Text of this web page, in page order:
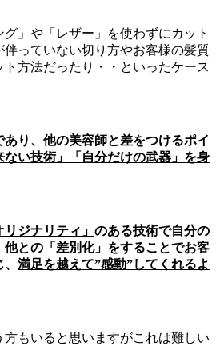
」や「レザー」を使わずにカット
伴っていない切り方やお客様の髪質
方法だったり・・といったケース
り、他の美容師と差をつけるポイ
ない技術」「自分だけの武器」を身
リジナリティ」 のある技術で自分の
他との 「差別化」 をすることでお客
満足を越えて”感動”してくれるよ
方もいると思いますがこれは難しい